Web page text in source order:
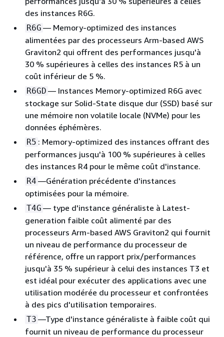
des instances R6G.
R6G — Memory-optimized des instances
alimentées par des processeurs Arm-based AWS
Graviton2 qui offrent des performances jusqu'à
30 % supérieures à celles des instances R5 à un
coût inférieur de 5 %.
R6GD — Instances Memory-optimized R6G avec
stockage sur Solid-State disque dur (SSD) basé sur
une mémoire non volatile locale (NVMe) pour les
données éphémères.
R5 : Memory-optimized des instances offrant des
performances jusqu'à 100 % supérieures à celles
des instances R4 pour le même coût d'instance.
R4 —Génération précédente d'instances
optimisées pour la mémoire.
T4G — type d'instance généraliste à Latest-
generation faible coût alimenté par des
processeurs Arm-based AWS Graviton2 qui fournit
un niveau de performance du processeur de
référence, offre un rapport prix/performances
jusqu'à 35 % supérieur à celui des instances T3 et
est idéal pour exécuter des applications avec une
utilisation modérée du processeur et confrontées
à des pics d'utilisation temporaires.
T3 —Type d'instance généraliste à faible coût qui
fournit un niveau de performance du processeur